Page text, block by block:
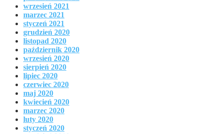
wrzesień 2021
marzec 2021
styczeń 2021
grudzień 2020
listopad 2020
październik 2020
wrzesień 2020
sierpień 2020
lipiec 2020
czerwiec 2020
maj 2020
kwiecień 2020
marzec 2020
luty 2020
styczeń 2020